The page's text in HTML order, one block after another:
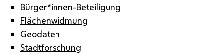
Bürger*innen-Beteiligung
Flächenwidmung
Geodaten
Stadtforschung